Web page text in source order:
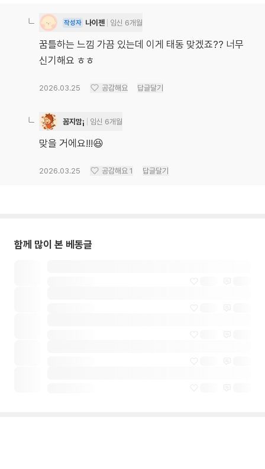
작성자 나이젠 임신 6개월
꿈틀하는 느낌 가끔 있는데 이게 태동 맞겠죠?? 너무
신기해요 ㅎㅎ
2026.03.25 공감해요 답글달기
꼼지맘¡ 임신 6개월
맞을 거에요!!!😆
2026.03.25 공감해요 1 답글달기
함께 많이 본 베동글